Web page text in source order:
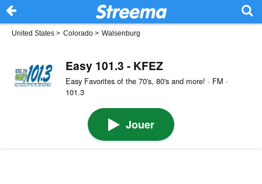
United States > Colorado > Walsenburg
Easy 101.3 - KFEZ
Easy Favorites of the 70's, 80's and more! · FM ·
101.3
Jouer